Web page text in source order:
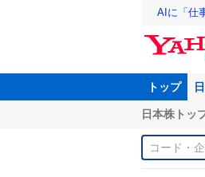
AIに「仕
トップ
日本株トッ